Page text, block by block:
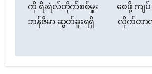
ကို ရီးရဲလ်တိုက်စစ်မှူး
ဘန်ဇီမာ ဆွတ်ခူးရရှိ
စေဖို့ ကျပ်
လိုက်တာလို့